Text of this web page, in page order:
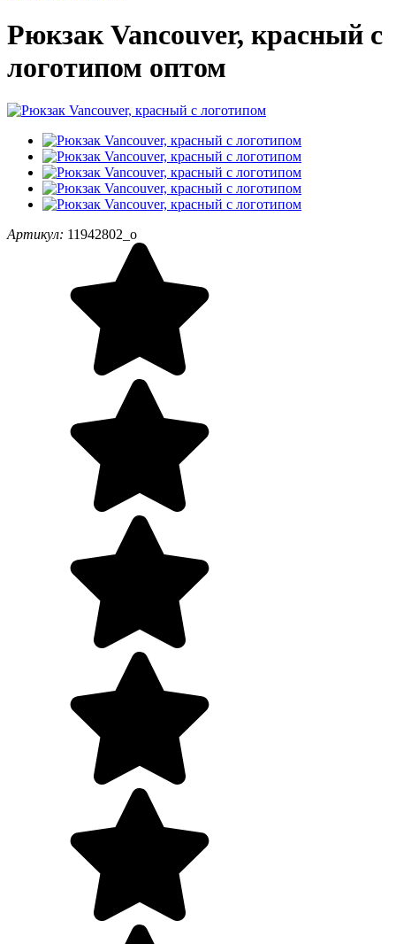
Рюкзак Vancouver, красный с
логотипом оптом
Артикул: 11942802_o